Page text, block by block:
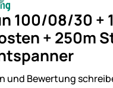
100/08/30 +
+ 250m
und Bewertung